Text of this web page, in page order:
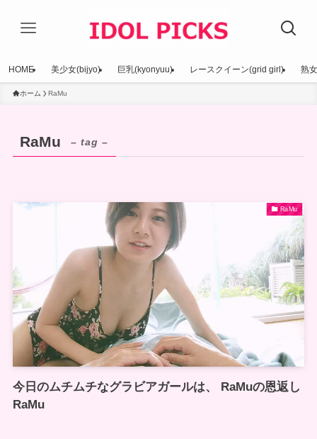
HOME 美少女(bijyo) 巨乳(kyonyuu) レースクイーン(grid girl) 熟
ホーム RaMu
RaMu – tag –
RaMu
今日のムチムチなグラビアガールは、 RaMuの恩返し
RaMu